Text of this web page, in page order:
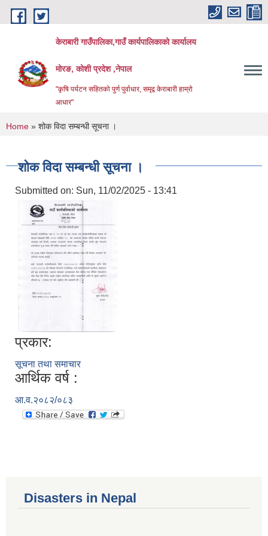
Skip to main content
केराबारी गाउँपालिका,गाउँ कार्यपालिकाको कार्यालय
मोरङ, कोशी प्रदेश ,नेपाल
"कृषि पर्यटन सहितको पुर्ण पुर्वाधार, समृद्व केराबारी हाम्रो
आधार"
You are here
Home » शोक विदा सम्बन्धी सूचना ।
शोक विदा सम्बन्धी सूचना ।
Submitted on: Sun, 11/02/2025 - 13:41
प्रकार:
सूचना तथा समाचार
आर्थिक वर्ष :
आ.व.२०८२/०८३
Disasters in Nepal